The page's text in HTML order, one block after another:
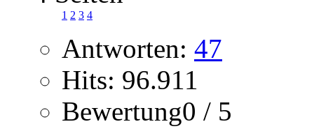
1 2 3 4
Antworten: 47
Hits: 96.911
Bewertung0 / 5